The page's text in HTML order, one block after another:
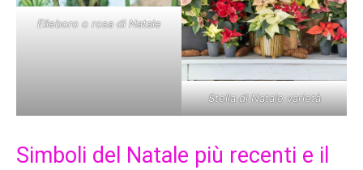
Elleboro o rosa di Natale
Stella di Natale varietà
Simboli del Natale più recenti e il